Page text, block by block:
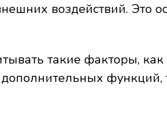
воздействий. Это
такие факторы,